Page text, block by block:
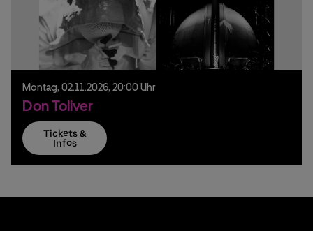
Montag, 02.11.2026, 20:00 Uhr
Don Toliver
Tickets &
Infos